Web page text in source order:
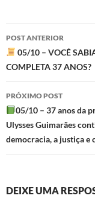
Navegação
de
posts
POST ANTERIOR
05/10 – VOCÊ
COMPLETA 37 ANOS?
PRÓXIMO POST
05/10 – 37 anos da
Ulysses Guimarães
democracia, a justiça e
DEIXE UMA